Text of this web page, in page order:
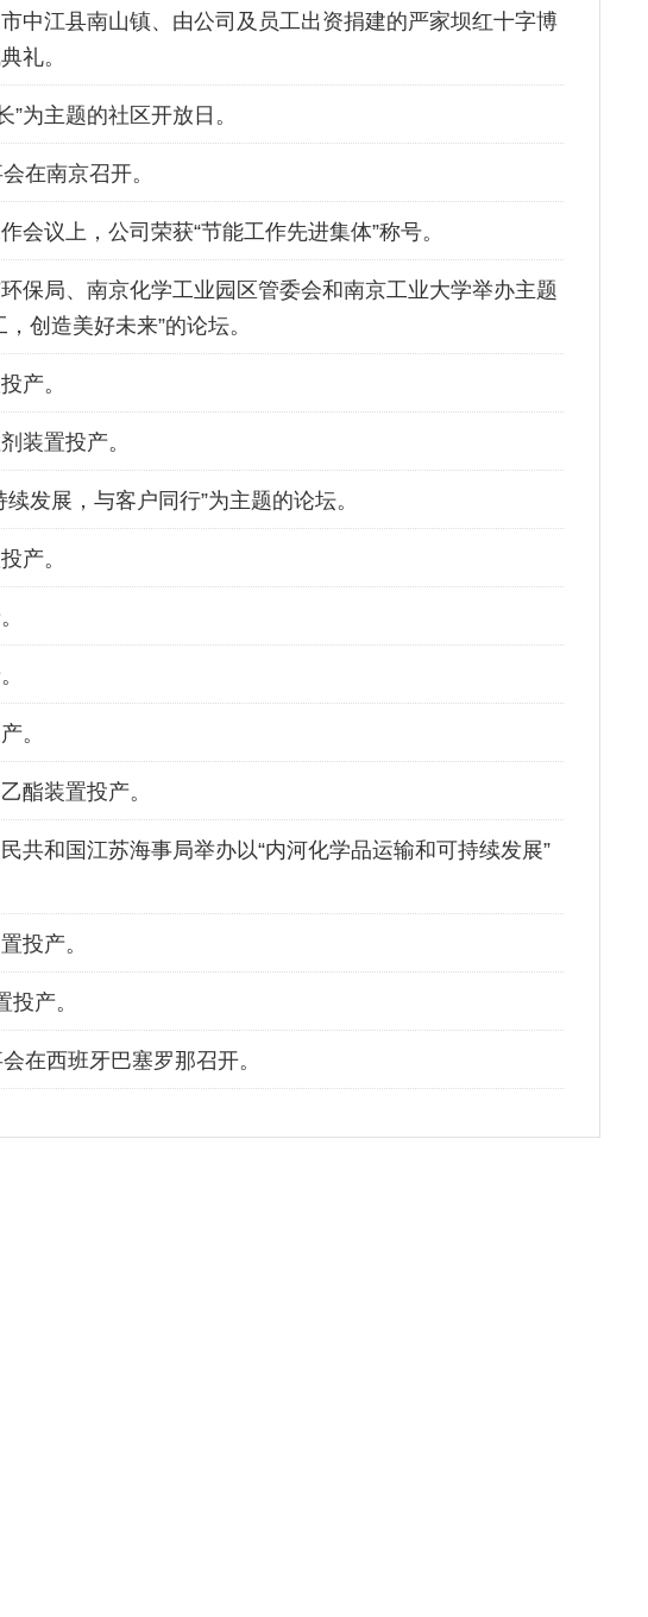
中江县南山镇、由公司及员工出资捐建的严家坝红十字博
礼。
”为主题的社区开放日。
在南京召开。
会议上，公司荣获“节能工作先进集体”称号。
保局、南京化学工业园区管委会和南京工业大学举办主题
创造美好未来”的论坛。
产。
装置投产。
发展，与客户同行”为主题的论坛。
产。
。
酯装置投产。
共和国江苏海事局举办以“内河化学品运输和可持续发展”
投产。
产。
在西班牙巴塞罗那召开。